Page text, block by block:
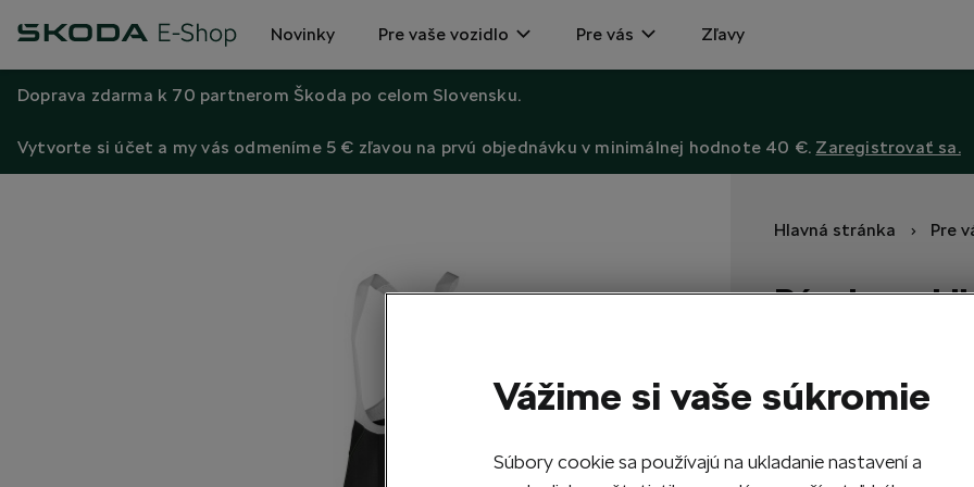
Novinky Pre vaše vozidlo Pre vás Zľavy
Doprava zdarma k 70 partnerom Škoda po celom Slovensku.
Vytvorte si účet a my vás odmeníme 5 € zľavou na prvú objednávku v minimálnej hodnote 40 €. Zaregistrovať sa.
Hlavná stránka Pre
Pánske
65,10 EUR
1
Vážime si vaše súkromie
Súbory cookie sa používajú na ukladanie nastavení a